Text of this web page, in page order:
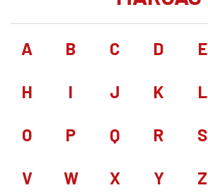
A B C D E
H I J K L
O P Q R S
V W X Y Z